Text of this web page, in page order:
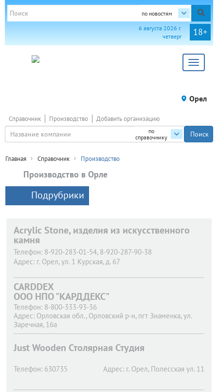
по новостям
18+
6 августа 2026 г.
четверг
Toggle
Орел
по
справочнику
Справочник Производство Добавить организацию
Главная Справочник Производство
Производство в Орле
Подрубрики
Acrylic Stone, изделия из искусственного
камня
Телефон: 8-920-283-01-54, 8-920-287-90-38
Адрес: г. Орел, ул. 1 Курская, д. 67
CARDDEX
ООО НПО "КАРДДЕКС"
Телефон: 8-800-333-93-36
Адрес: Орловская обл., Орловский р-н, пгт Знаменка, ул.
Заречная, 16а
Just Wooden Столярная Студия
Телефон: 630735 Адрес: г. Орел, Полесская ул. 11